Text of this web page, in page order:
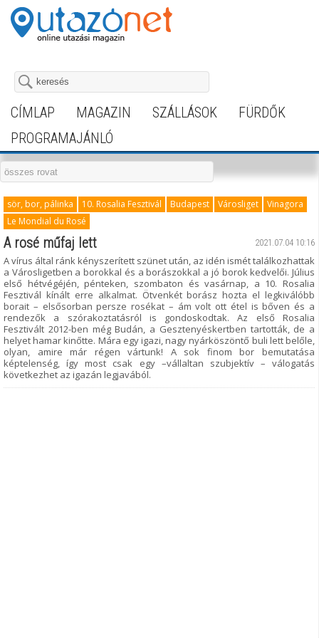
CÍMLAP MAGAZIN SZÁLLÁSOK
FÜRDŐK
PROGRAMAJÁNLÓ
sör, bor, pálinka 10. Rosalia Fesztivál Budapest Városliget
Vinagora
Le Mondial du Rosé
2021.07.04 10:16
A rosé műfaj lett
A vírus által ránk kényszerített szünet után, az idén ismét találkozhattak
a Városligetben a borokkal és a borászokkal a jó borok kedvelői. Július
első hétvégéjén, pénteken, szombaton és vasárnap, a 10. Rosalia
Fesztivál kínált erre alkalmat. Ötvenkét borász hozta el legkiválóbb
borait – elsősorban persze rosékat – ám volt ott étel is bőven és a
rendezők a szórakoztatásról is gondoskodtak. Az első Rosalia
Fesztivált 2012-ben még Budán, a Gesztenyéskertben tartották, de a
helyet hamar kinőtte. Mára egy igazi, nagy nyárköszöntő buli lett belőle,
olyan, amire már régen vártunk! A sok finom bor bemutatása
képtelenség, így most csak egy –vállaltan szubjektív – válogatás
következhet az igazán legjavából.